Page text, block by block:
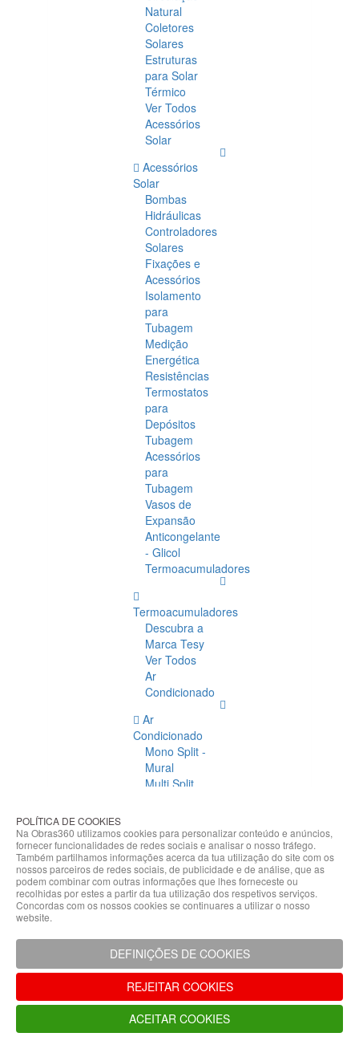
Natural
Coletores
Solares
Estruturas
para Solar
Térmico
Ver Todos
Acessórios
Solar
Acessórios
Solar
Bombas
Hidráulicas
Controladores
Solares
Fixações e
Acessórios
Isolamento
para
Tubagem
Medição
Energética
Resistências
Termostatos
para
Depósitos
Tubagem
Acessórios
para
Tubagem
Vasos de
Expansão
Anticongelante
- Glicol
Termoacumuladores
Termoacumuladores
Descubra a
Marca Tesy
Ver Todos
Ar
Condicionado
Ar
Condicionado
Mono Split -
Mural
Multi Split
Condicionado
Acessórios
Climatização
Acessórios
Climatização
Hidráulicas
Controladores
Fixações e
Acessórios
Isolamento
para
Tubagem
POLÍTICA DE COOKIES
Na Obras360 utilizamos cookies para personalizar conteúdo e anúncios,
fornecer funcionalidades de redes sociais e analisar o nosso tráfego.
Também partilhamos informações acerca da tua utilização do site com os
nossos parceiros de redes sociais, de publicidade e de análise, que as
podem combinar com outras informações que lhes forneceste ou
recolhidas por estes a partir da tua utilização dos respetivos serviços.
Concordas com os nossos cookies se continuares a utilizar o nosso
website.
DEFINIÇÕES DE COOKIES
REJEITAR COOKIES
ACEITAR COOKIES